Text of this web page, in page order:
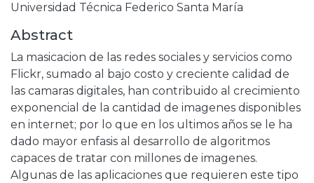
Universidad Técnica Federico Santa María
Abstract
La masicacion de las redes sociales y servicios como
Flickr, sumado al bajo costo y creciente calidad de
las camaras digitales, han contribuido al crecimiento
exponencial de la cantidad de imagenes disponibles
en internet; por lo que en los ultimos años se le ha
dado mayor enfasis al desarrollo de algoritmos
capaces de tratar con millones de imagenes.
Algunas de las aplicaciones que requieren este tipo